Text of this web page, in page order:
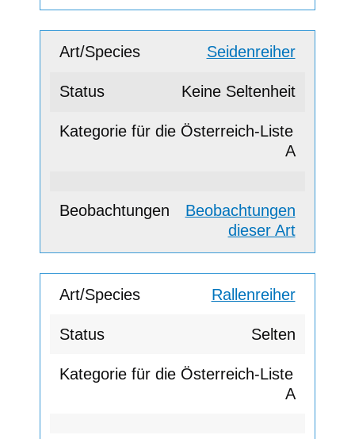
Seidenreiher
Keine Seltenheit
A
Beobachtungen
dieser Art
Rallenreiher
Selten
A